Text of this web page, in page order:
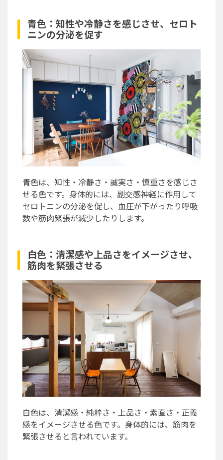
青色：知性や冷静さを感じさせ、セロト
ニンの分泌を促す
青色は、知性・冷静さ・誠実さ・慎重さを感じさ
せる色です。身体的には、副交感神経に作用して
セロトニンの分泌を促し、血圧が下がったり呼吸
数や筋肉緊張が減少したりします。
白色：清潔感や上品さをイメージさせ、
筋肉を緊張させる
白色は、清潔感・純粋さ・上品さ・素直さ・正義
感をイメージさせる色です。身体的には、筋肉を
緊張させると言われています。